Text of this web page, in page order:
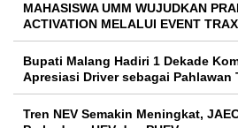
MAHASISWA UMM WUJUDKAN
ACTIVATION MELALUI EVENT
Bupati Malang Hadiri 1 Dekade
Apresiasi Driver sebagai Pahlawan
Tren NEV Semakin Meningkat,